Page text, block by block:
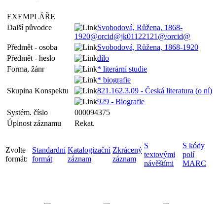
EXEMPLÁŘE
Další původce
Svobodová, Růžena, 1868-
1920@orcid@jk01122121@/orcid@
Předmět - osoba
Svobodová, Růžena, 1868-1920
Předmět - heslo
dílo
Forma, žánr
* literární studie
* biografie
Skupina Konspektu
821.162.3.09 - Česká literatura (o ní)
929 - Biografie
Systém. číslo
000094375
Úplnost záznamu
Rekat.
Zvolte
formát:
Standardní
formát
Katalogizační
záznam
Zkrácený
záznam
S
textovými
návěštími
S kódy
polí
MARC